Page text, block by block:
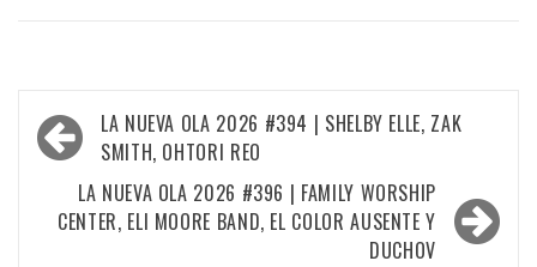
Navegación
de
entradas
LA NUEVA OLA 2026 #394 | SHELBY ELLE, ZAK
SMITH, OHTORI REO
LA NUEVA OLA 2026 #396 | FAMILY WORSHIP
CENTER, ELI MOORE BAND, EL COLOR AUSENTE Y
DUCHOV